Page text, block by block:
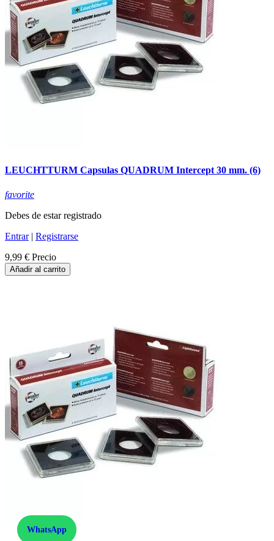
LEUCHTTURM Capsulas QUADRUM Intercept 30 mm. (6)
favorite
Debes de estar registrado
Entrar| Registrarse
9,99 € Precio
Añadir al carrito
WhatsApp